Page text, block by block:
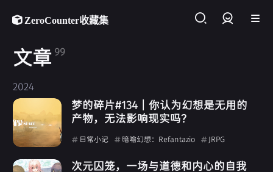
ZeroCounter收藏集
文章 99
2024
梦的碎片#134 | 你认为幻想是无用的
产物，无法影响现实吗？
日常小记 暗喻幻想：Refantazio JRPG
次元囚笼，一场与道德和内心的自我